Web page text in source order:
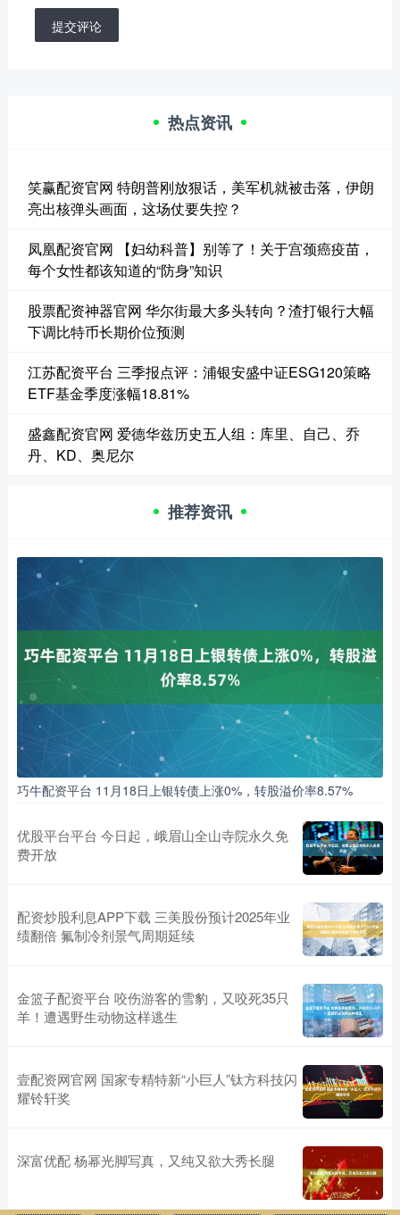
提交评论
热点资讯
笑赢配资官网 特朗普刚放狠话，美军机就被击落，伊朗
亮出核弹头画面，这场仗要失控？
凤凰配资官网 【妇幼科普】别等了！关于宫颈癌疫苗，
每个女性都该知道的“防身”知识
股票配资神器官网 华尔街最大多头转向？渣打银行大幅
下调比特币长期价位预测
江苏配资平台 三季报点评：浦银安盛中证ESG120策略
ETF基金季度涨幅18.81%
盛鑫配资官网 爱德华兹历史五人组：库里、自己、乔
丹、KD、奥尼尔
推荐资讯
巧牛配资平台 11月18日上银转债上涨0%，转股溢价率8.57%
优股平台平台 今日起，峨眉山全山寺院永久免
费开放
配资炒股利息APP下载 三美股份预计2025年业
绩翻倍 氟制冷剂景气周期延续
金篮子配资平台 咬伤游客的雪豹，又咬死35只
羊！遭遇野生动物这样逃生
壹配资网官网 国家专精特新“小巨人”钛方科技闪
耀铃轩奖
深富优配 杨幂光脚写真，又纯又欲大秀长腿